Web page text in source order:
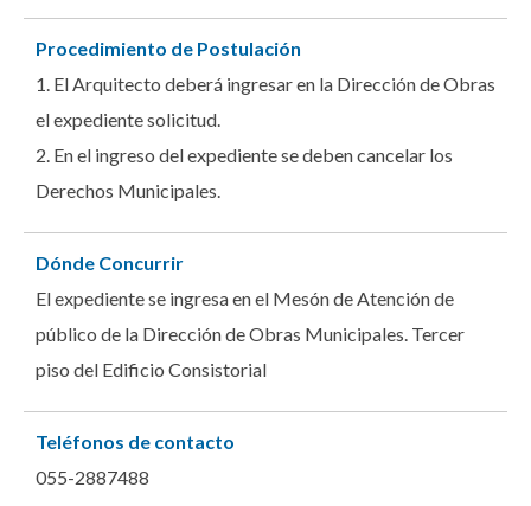
Procedimiento de Postulación
1. El Arquitecto deberá ingresar en la Dirección de Obras
el expediente solicitud.
2. En el ingreso del expediente se deben cancelar los
Derechos Municipales.
Dónde Concurrir
El expediente se ingresa en el Mesón de Atención de
público de la Dirección de Obras Municipales. Tercer
piso del Edificio Consistorial
Teléfonos de contacto
055-2887488